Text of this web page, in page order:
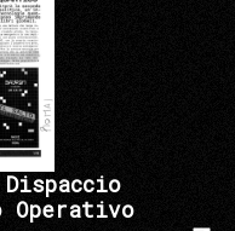
Operativo